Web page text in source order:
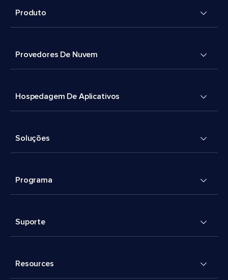
Produto
Provedores De Nuvem
Hospedagem De Aplicativos
Soluções
Programa
Suporte
Resources